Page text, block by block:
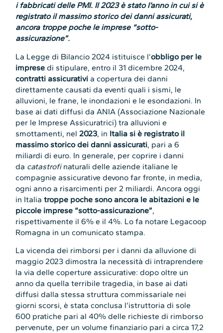
i fabbricati delle PMI. Il 2023 è stato l’anno in cui si è
registrato il massimo storico dei danni assicurati,
ancora troppe poche le imprese “sotto-
assicurazione”.
La Legge di Bilancio 2024 istituisce l’obbligo per le
imprese di stipulare, entro il 31 dicembre 2024,
contratti assicurativi a copertura dei danni
direttamente causati da eventi quali i sismi, le
alluvioni, le frane, le inondazioni e le esondazioni. In
base ai dati diffusi da ANIA (Associazione Nazionale
per le Imprese Assicuratrici) tra alluvioni e
smottamenti, nel 2023, in Italia si è registrato il
massimo storico dei danni assicurati, pari a 6
miliardi di euro. In generale, per coprire i danni
da catastrofinaturali delle aziende italiane le
compagnie assicurative devono far fronte, in media,
ogni anno a risarcimenti per 2 miliardi. Ancora oggi
in Italiatroppe poche sono ancora le abitazioni e le
piccole imprese “sotto-assicurazione”,
rispettivamente il 6% e il 4%. Lo fa notare Legacoop
Romagna in un comunicato stampa.
La vicenda dei rimborsi per i danni da alluvione di
maggio 2023 dimostra la necessità di intraprendere
la via delle coperture assicurative: dopo oltre un
anno da quella terribile tragedia, in base ai dati
diffusi dalla stessa struttura commissariale nei
giorni scorsi, è stata conclusa l’istruttoria di sole
600 pratiche pari al 40% delle richieste di rimborso
pervenute, per un volume finanziario pari a circa 17,2